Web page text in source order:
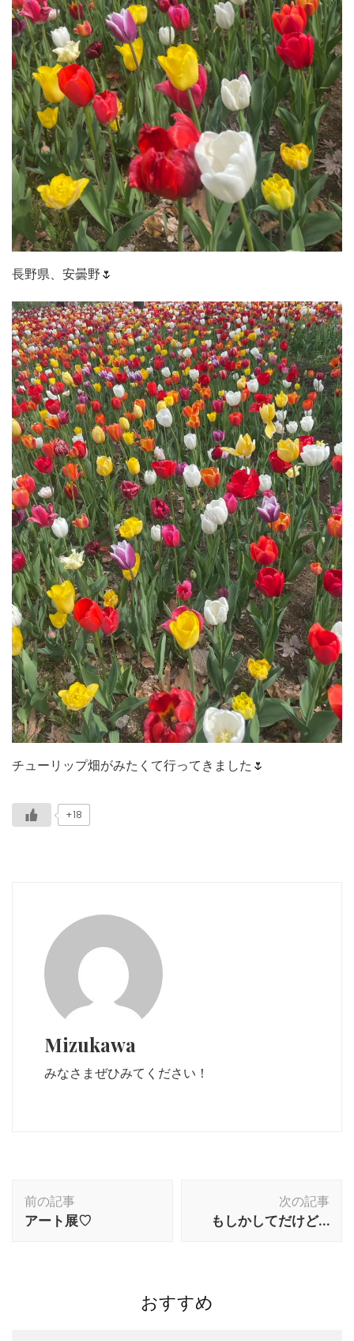
長野県、安曇野🌷
チューリップ畑がみたくて行ってきました🌷
+18
Mizukawa
みなさまぜひみてください！
稿
ナ
前の記事
アート展♡
次の記事
もしかしてだけど…
おすすめ